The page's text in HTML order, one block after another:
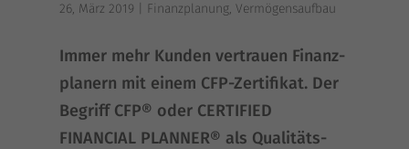
26, März 2019 Finanzplanung, Vermögensaufbau
Immer mehr Kun­den ver­trau­en Finanz­
pla­nern mit einem CFP-Zer­ti­fi­kat. Der
Begriff CFP® oder CERTIFIED
FINANCIAL PLANNER® als Qua­li­täts­